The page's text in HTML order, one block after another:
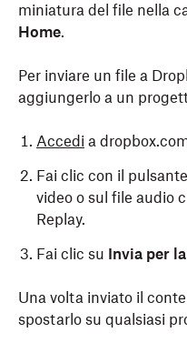
miniatura del file nella
Home.
Per inviare un file a
aggiungerlo a un
Accedi a
Fai clic con il
video o sul file audio
Replay.
Fai clic su Invia per
Una volta inviato il
spostarlo su qualsiasi